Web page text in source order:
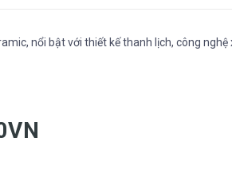
nổi bật với thiết kế thanh lịch, công nghệ